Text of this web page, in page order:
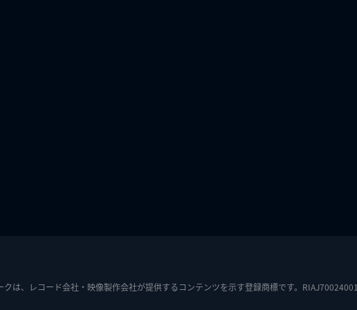
クは、レコード会社・映像製作会社が提供するコンテンツを示す登録商標です。RIAJ70024001